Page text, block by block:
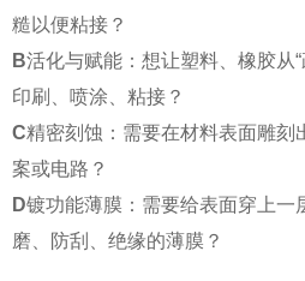
糙以便粘接？
B活化与赋能：想让塑料、橡胶从“
印刷、喷涂、粘接？
C精密刻蚀：需要在材料表面雕刻
案或电路？
D镀功能薄膜：需要给表面穿上一
磨、防刮、绝缘的薄膜？